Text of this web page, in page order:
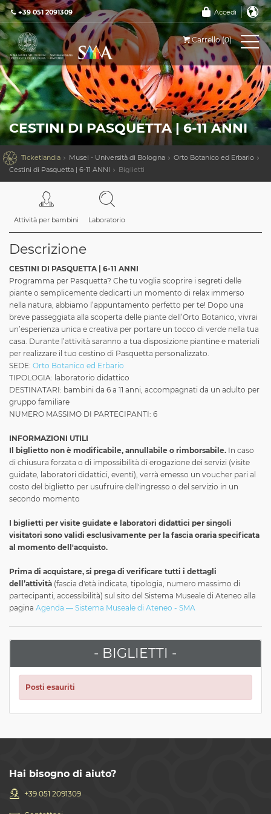
+39 051 2091309 Accedi
Carrello (0)
CESTINI DI PASQUETTA | 6-11 ANNI
 Ticketlandia Musei - Università di Bologna
Orto Botanico ed Erbario
Cestini di Pasquetta | 6-11 ANNI
Biglietti
Attività per bambini Laboratorio
Descrizione
CESTINI DI PASQUETTA | 6-11 ANNI
Programma per Pasquetta? Che tu voglia scoprire i segreti delle
piante o semplicemente dedicarti un momento di relax immerso
nella natura, abbiamo l’appuntamento perfetto per te! Dopo una
breve passeggiata alla scoperta delle piante dell’Orto Botanico, vivrai
un’esperienza unica e creativa per portare un tocco di verde nella tua
casa. Durante l’attività saranno a tua disposizione piantine e materiali
per realizzare il tuo cestino di Pasquetta personalizzato.
SEDE: Orto Botanico ed Erbario
TIPOLOGIA: laboratorio didattico
DESTINATARI: bambini da 6 a 11 anni, accompagnati da un adulto per
gruppo familiare
NUMERO MASSIMO DI PARTECIPANTI: 6
INFORMAZIONI UTILI
Il biglietto non è modificabile, annullabile o rimborsabile. In caso
di chiusura forzata o di impossibilità di erogazione dei servizi (visite
guidate, laboratori didattici, eventi), verrà emesso un voucher pari al
costo del biglietto per usufruire dell'ingresso o del servizio in un
secondo momento
I biglietti per visite guidate e laboratori didattici per singoli
visitatori sono validi esclusivamente per la fascia oraria specificata
al momento dell'acquisto.
Prima di acquistare, si prega di verificare tutti i dettagli
dell’attività (fascia d'età indicata, tipologia, numero massimo di
partecipanti, accessibilità) sul sito del Sistema Museale di Ateneo alla
pagina Agenda — Sistema Museale di Ateneo - SMA
- BIGLIETTI -
Posti esauriti
Hai bisogno di aiuto?
+39 051 2091309